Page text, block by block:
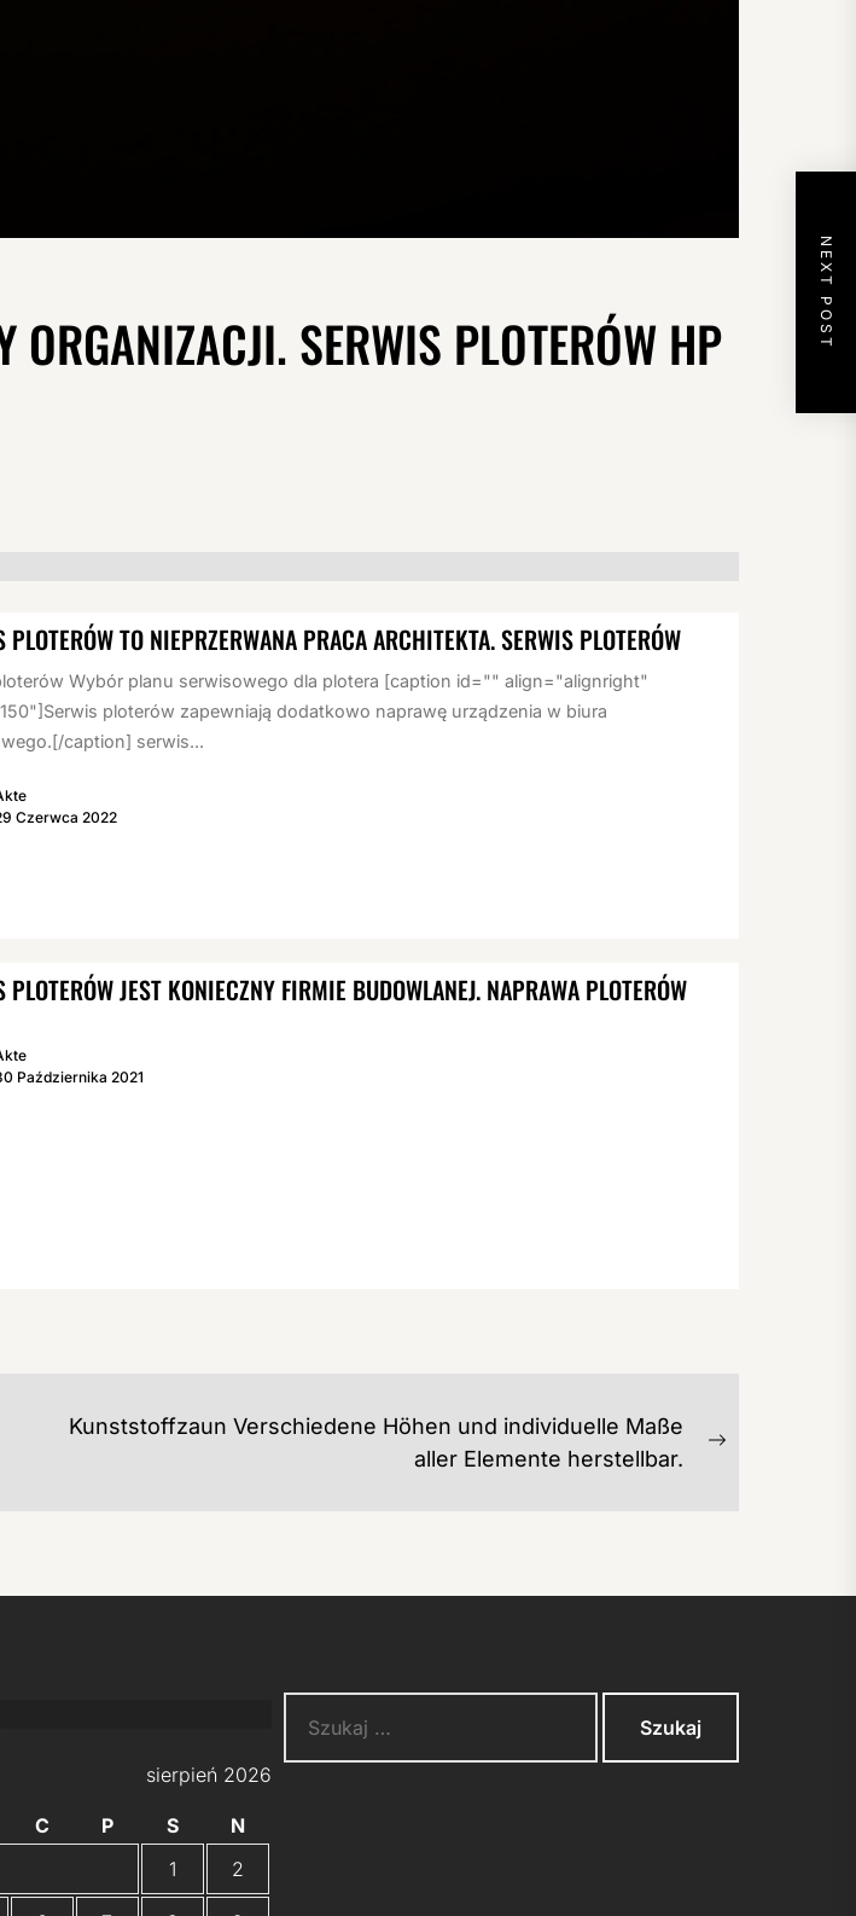
ORGANIZACJI. SERWIS PLOTERÓW HP
NEXT POST
PLOTERÓW TO NIEPRZERWANA PRACA ARCHITEKTA. SERWIS PLOTERÓW
Wybór planu serwisowego dla plotera [caption id="" align="alignright"
ploterów zapewniają dodatkowo naprawę urządzenia w biura
caption] serwis...
Czerwca 2022
PLOTERÓW JEST KONIECZNY FIRMIE BUDOWLANEJ. NAPRAWA PLOTERÓW
Października 2021
Kunststoffzaun Verschiedene Höhen und individuelle Maße
aller Elemente herstellbar.
sierpień 2026
C P S
N
1
2